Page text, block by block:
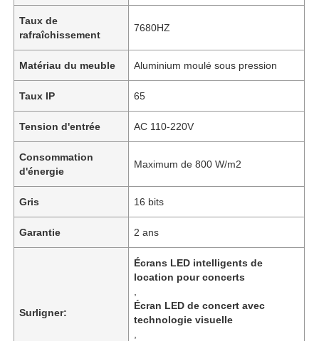
Taux de
rafraîchissement
7680HZ
Matériau du meuble Aluminium moulé sous pression
Taux IP 65
Tension d'entrée AC 110-220V
Consommation
d'énergie
Maximum de 800 W/m2
Gris 16 bits
Garantie 2 ans
Surligner:
Écrans LED intelligents de
location pour concerts
Écran LED de concert avec
technologie visuelle